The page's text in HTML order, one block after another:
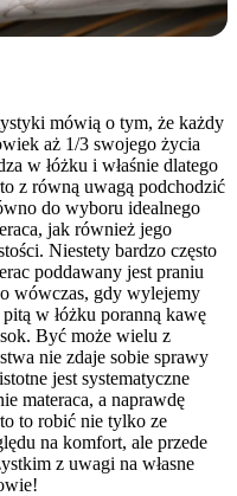
mówią o tym, że każdy
aż 1/3 swojego życia
w łóżku i właśnie dlatego
z równą uwagą podchodzić
do wyboru idealnego
jak również jego
Niestety bardzo często
poddawany jest praniu
wówczas, gdy wylejemy
pitą w łóżku poranną kawę
Być może wielu z
nie zdaje sobie sprawy
jest systematyczne
materaca, a naprawdę
to robić nie tylko ze
na komfort, ale przede
z uwagi na własne